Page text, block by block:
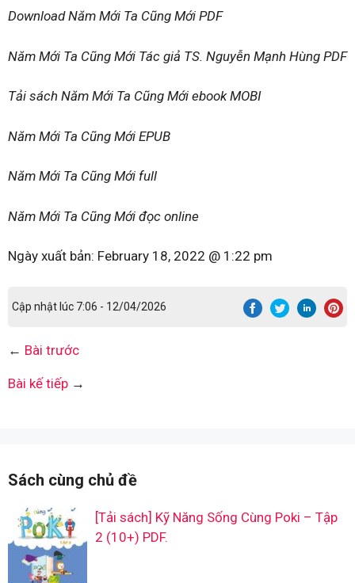
Download Năm Mới Ta Cũng Mới PDF
Năm Mới Ta Cũng Mới Tác giả TS. Nguyễn Mạnh Hùng PDF
Tải sách Năm Mới Ta Cũng Mới ebook MOBI
Năm Mới Ta Cũng Mới EPUB
Năm Mới Ta Cũng Mới full
Năm Mới Ta Cũng Mới đọc online
Ngày xuất bản: February 18, 2022 @ 1:22 pm
Cập nhật lúc 7:06 - 12/04/2026
← Bài trước
Bài kế tiếp →
Sách cùng chủ đề
[Tải sách] Kỹ Năng Sống Cùng Poki – Tập
2 (10+) PDF.